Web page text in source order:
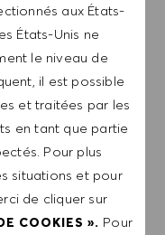
aux États-
États-Unis ne
le niveau de
il est possible
et traitées par les
en tant que partie
Pour plus
situations et pour
de cliquer sur
COOKIES ». Pour
EN